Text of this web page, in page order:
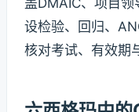
设检验、回归、
核对考试、有效期